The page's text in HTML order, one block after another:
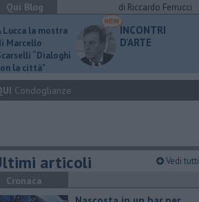
Qui Blog
di Riccardo Ferrucci
Lucca la mostra
Marcello
“Dialoghi
la città"
INCONTRI
D'ARTE
Condoglianze
articoli Vedi tutti
Cronaca